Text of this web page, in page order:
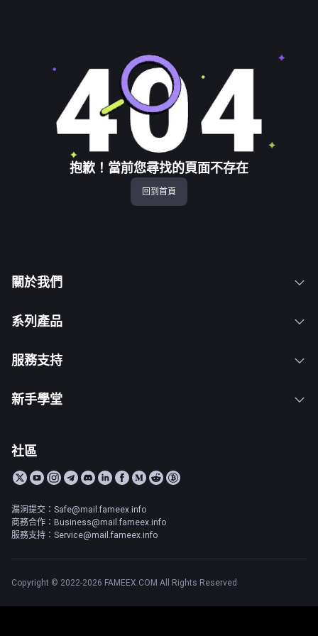
抱歉！當前您尋找的頁面不存在
回到首頁
關於我們
系列產品
服務支持
新手學堂
社區
漏洞提交：Safe@mail.fameex.info
商務合作：Business@mail.fameex.info
服務支持：Service@mail.fameex.info
Copyright © 2022-2026 FAMEEX.COM All Rights Reserved